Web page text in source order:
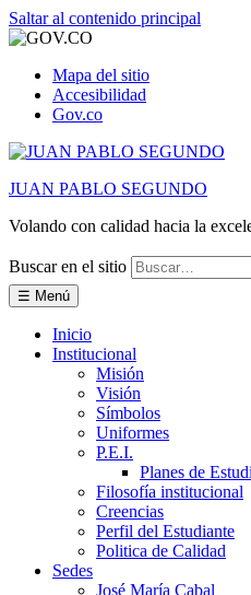
Saltar al contenido principal
Mapa del sitio
Accesibilidad
Gov.co
JUAN PABLO SEGUNDO
Volando con calidad hacia la
Buscar en el sitio
☰ Menú
Inicio
Institucional
Misión
Visión
Símbolos
Uniformes
P.E.I.
Planes de
Filosofía institucional
Creencias
Perfil del Estudiante
Politica de Calidad
Sedes
José María Cabal